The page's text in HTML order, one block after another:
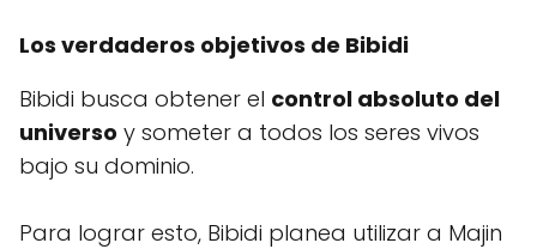
Los verdaderos objetivos de Bibidi
Bibidi busca obtener el control absoluto del
universo y someter a todos los seres vivos
bajo su dominio.
Para lograr esto, Bibidi planea utilizar a Majin